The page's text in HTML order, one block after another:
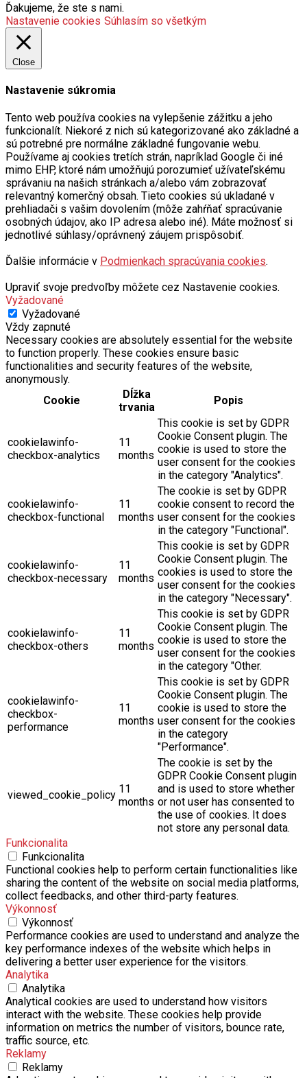
Ďakujeme, že ste s nami.
Nastavenie cookies Súhlasím so všetkým
Close
Nastavenie súkromia
Tento web používa cookies na vylepšenie zážitku a jeho
funkcionalít. Niekoré z nich sú kategorizované ako základné a
sú potrebné pre normálne základné fungovanie webu.
Používame aj cookies tretích strán, napríklad Google či iné
mimo EHP, ktoré nám umožňujú porozumieť užívateľskému
správaniu na našich stránkach a/alebo vám zobrazovať
relevantný komerčný obsah. Tieto cookies sú ukladané v
prehliadači s vašim dovolením (môže zahŕňať spracúvanie
osobných údajov, ako IP adresa alebo iné). Máte možnosť si
jednotlivé súhlasy/oprávnený záujem prispôsobiť.
Ďalšie informácie v Podmienkach spracúvania cookies.
Upraviť svoje predvoľby môžete cez Nastavenie cookies.
Vyžadované
Vyžadované
Vždy zapnuté
Necessary cookies are absolutely essential for the website
to function properly. These cookies ensure basic
functionalities and security features of the website,
anonymously.
Cookie
Dĺžka
trvania
Popis
cookielawinfo-
checkbox-analytics
11
months
This cookie is set by GDPR
Cookie Consent plugin. The
cookie is used to store the
user consent for the cookies
in the category "Analytics".
cookielawinfo-
checkbox-functional
11
months
The cookie is set by GDPR
cookie consent to record the
user consent for the cookies
in the category "Functional".
cookielawinfo-
checkbox-necessary
11
months
This cookie is set by GDPR
Cookie Consent plugin. The
cookies is used to store the
user consent for the cookies
in the category "Necessary".
cookielawinfo-
checkbox-others
11
months
This cookie is set by GDPR
Cookie Consent plugin. The
cookie is used to store the
user consent for the cookies
in the category "Other.
cookielawinfo-
checkbox-
performance
11
months
This cookie is set by GDPR
Cookie Consent plugin. The
cookie is used to store the
user consent for the cookies
in the category
"Performance".
viewed_cookie_policy 11
months
The cookie is set by the
GDPR Cookie Consent plugin
and is used to store whether
or not user has consented to
the use of cookies. It does
not store any personal data.
Funkcionalita
Funkcionalita
Functional cookies help to perform certain functionalities like
sharing the content of the website on social media platforms,
collect feedbacks, and other third-party features.
Výkonnosť
Výkonnosť
Performance cookies are used to understand and analyze the
key performance indexes of the website which helps in
delivering a better user experience for the visitors.
Analytika
Analytika
Analytical cookies are used to understand how visitors
interact with the website. These cookies help provide
information on metrics the number of visitors, bounce rate,
traffic source, etc.
Reklamy
Reklamy